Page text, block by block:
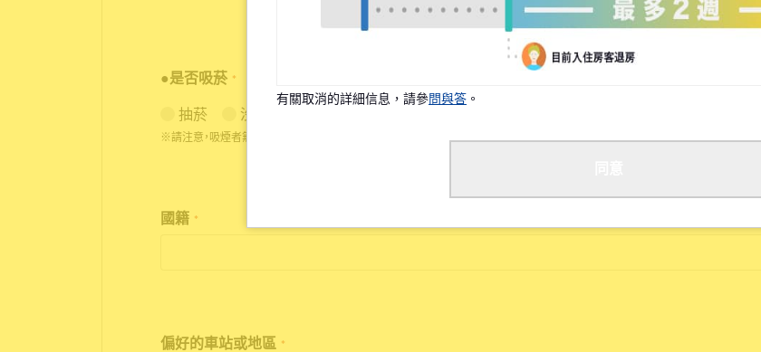
●是否吸菸 *
抽菸 沒抽菸
※請注意，吸煙者無法入住全面禁煙的物件。
國籍 *
偏好的車站或地區 *
有關取消的詳細信息，請參問與答 。